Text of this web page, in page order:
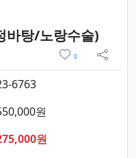
바탕/노랑수술)
0
sns 공
6763
원
원